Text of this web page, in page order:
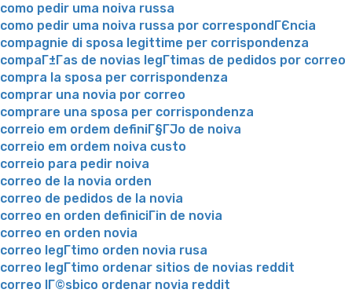
como pedir uma noiva russa
como pedir uma noiva russa por correspondГЄncia
compagnie di sposa legittime per corrispondenza
compaГ±Г­as de novias legГ­timas de pedidos por correo
compra la sposa per corrispondenza
comprar una novia por correo
comprare una sposa per corrispondenza
correio em ordem definiГ§ГЈo de noiva
correio em ordem noiva custo
correio para pedir noiva
correo de la novia orden
correo de pedidos de la novia
correo en orden definiciГіn de novia
correo en orden novia
correo legГ­timo orden novia rusa
correo legГ­timo ordenar sitios de novias reddit
correo lГ©sbico ordenar novia reddit